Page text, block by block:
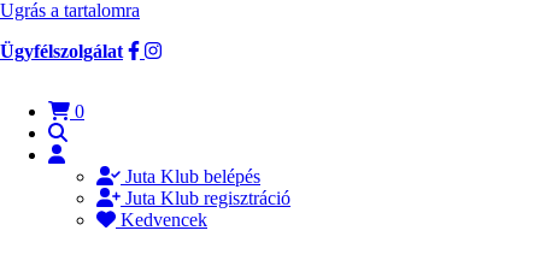
Ugrás a tartalomra
Ügyfélszolgálat
0
Juta Klub belépés
Juta Klub regisztráció
Kedvencek